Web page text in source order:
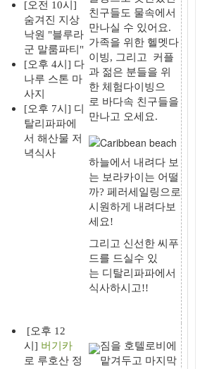
[오전 10시]
숨겨진 지상
낙원 "블루라
군 말룸파티"
[오후 4시] 다
나루 스톤 마
사지
[오후 7시] 디
탈리파파에
서 해산물 저
녁식사
친구들도 물속에서
만나실 수 있어요.
가족을 위한 헬멧다
이빙, 그리고 커플
과 젊은 분들을 위
한 체험다이빙으
로 바다속 친구들을
만나고 오세요.
하늘에서 내려다 보
는 보라카이는 어떨
까? 페러세일링으로
시원하게 내려다보
세요!
그리고 신선한 씨푸
드를 드실수 있
는 디탈리파파에서
식사하시고!!
[오후 12
시] 버기카
로 루호산 정
짐을 호텔로비에
맡겨두고 마지막